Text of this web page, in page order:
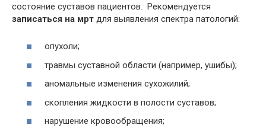
состояние суставов пациентов. Рекомендуется
записаться на мрт для выявления спектра патологий:
опухоли;
травмы суставной области (например, ушибы);
аномальные изменения сухожилий;
скопления жидкости в полости суставов;
нарушение кровообращения;